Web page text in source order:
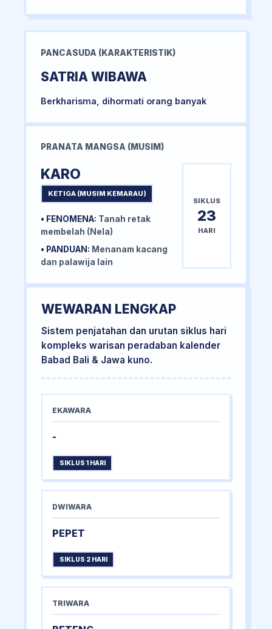
PANCASUDA (KARAKTERISTIK)
SATRIA WIBAWA
Berkharisma, dihormati orang banyak
PRANATA MANGSA (MUSIM)
KARO
KETIGA (MUSIM KEMARAU)
• FENOMENA: Tanah retak
membelah (Nela)
• PANDUAN: Menanam kacang
dan palawija lain
SIKLUS
23
HARI
WEWARAN LENGKAP
Sistem penjatahan dan urutan siklus hari
kompleks warisan peradaban kalender
Babad Bali & Jawa kuno.
EKAWARA
-
SIKLUS 1 HARI
DWIWARA
PEPET
SIKLUS 2 HARI
TRIWARA